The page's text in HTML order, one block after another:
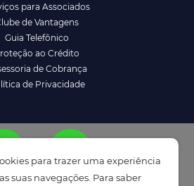
para trazer uma experiência
suas navegações. Para saber
para Associados
de Vantagens
Guia Telefônico
ao Crédito
de Cobrança
de Privacidade